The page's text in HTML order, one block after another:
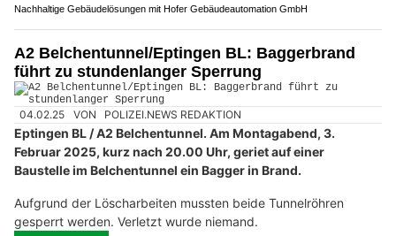
Nachhaltige Gebäudelösungen mit Hofer Gebäudeautomation GmbH
A2 Belchentunnel/Eptingen BL: Baggerbrand
führt zu stundenlanger Sperrung
04.02.25 VON POLIZEI.NEWS REDAKTION
Eptingen BL / A2 Belchentunnel. Am Montagabend, 3.
Februar 2025, kurz nach 20.00 Uhr, geriet auf einer
Baustelle im Belchentunnel ein Bagger in Brand.
Aufgrund der Löscharbeiten mussten beide Tunnelröhren
gesperrt werden. Verletzt wurde niemand.